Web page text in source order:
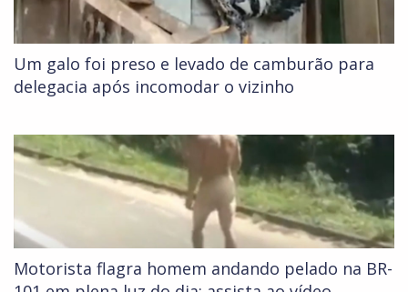
Um galo foi preso e levado de camburão para
delegacia após incomodar o vizinho
Motorista flagra homem andando pelado na BR-